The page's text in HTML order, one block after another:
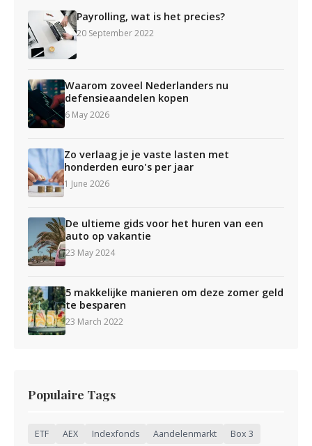
Payrolling, wat is het precies?
20 September 2022
Waarom zoveel Nederlanders nu
defensieaandelen kopen
6 May 2026
Zo verlaag je je vaste lasten met
honderden euro's per jaar
1 June 2026
De ultieme gids voor het huren van een
auto op vakantie
23 May 2024
5 makkelijke manieren om deze zomer geld
te besparen
23 March 2022
Populaire Tags
ETF AEX Indexfonds Aandelenmarkt Box 3